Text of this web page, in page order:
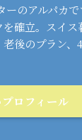
のアルパカ
確立。スイス
後のプラン、
ロフィール